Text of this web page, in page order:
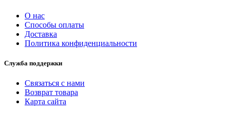
О нас
Способы оплаты
Доставка
Политика конфиденциальности
Служба поддержки
Связаться с нами
Возврат товара
Карта сайта